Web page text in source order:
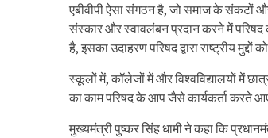
एबीवीपी ऐसा संगठन है, जो समाज के संकटों और
संस्कार और स्वावलंबन प्रदान करने में परिषद
है, इसका उदाहरण परिषद द्वारा राष्ट्रीय
स्कूलों में, कॉलेजों में और विश्वविद्यालयों में
का काम परिषद के आप जैसे कार्यकर्ता करते
मुख्यमंत्री पुष्कर सिंह धामी ने कहा कि